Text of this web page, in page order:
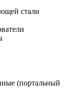
стали
(портальный